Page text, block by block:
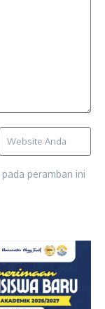
peramban ini